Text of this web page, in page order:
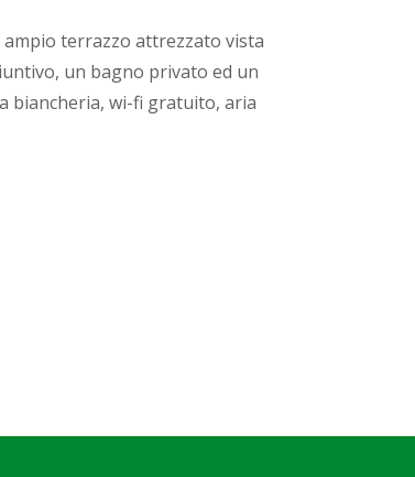
ampio terrazzo attrezzato vista
un bagno privato ed un
biancheria, wi-fi gratuito, aria